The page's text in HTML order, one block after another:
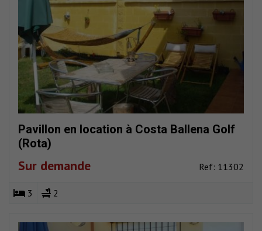
Pavillon en location à Costa Ballena Golf
(Rota)
Sur demande Ref: 11302
3 2